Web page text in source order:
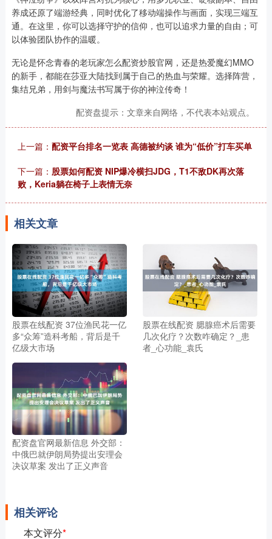
养成还原了端游经典，同时优化了移动端操作与画面，实现三端互
通。在这里，你可以选择守护的信仰，也可以追求力量的自由；可
以体验团队协作的温暖。
无论是怀念青春的老玩家怎么配资炒股官网，还是热爱魔幻MMO
的新手，都能在莎亚大陆找到属于自己的热血与荣耀。选择阵营，
集结兄弟，用剑与魔法书写属于你的神泣传奇！
配资盘提示：文章来自网络，不代表本站观点。
上一篇： 配资平台排名一览表 高德被约谈 谁为“低价”打车买单
下一篇： 股票如何配资 NIP爆冷横扫JDG，T1不敌DK再次落
败，Keria躺在椅子上表情无奈
相关文章
股票在线配资 37位渔民花一亿
多“众筹”造科考船，背后是千
亿级大市场
股票在线配资 腮腺癌术后需要
几次化疗？次数咋确定？_患
者_心功能_袁氏
配资盘官网最新信息 外交部：
中俄巴就伊朗局势提出安理会
决议草案 发出了正义声音
相关评论
本文评分*